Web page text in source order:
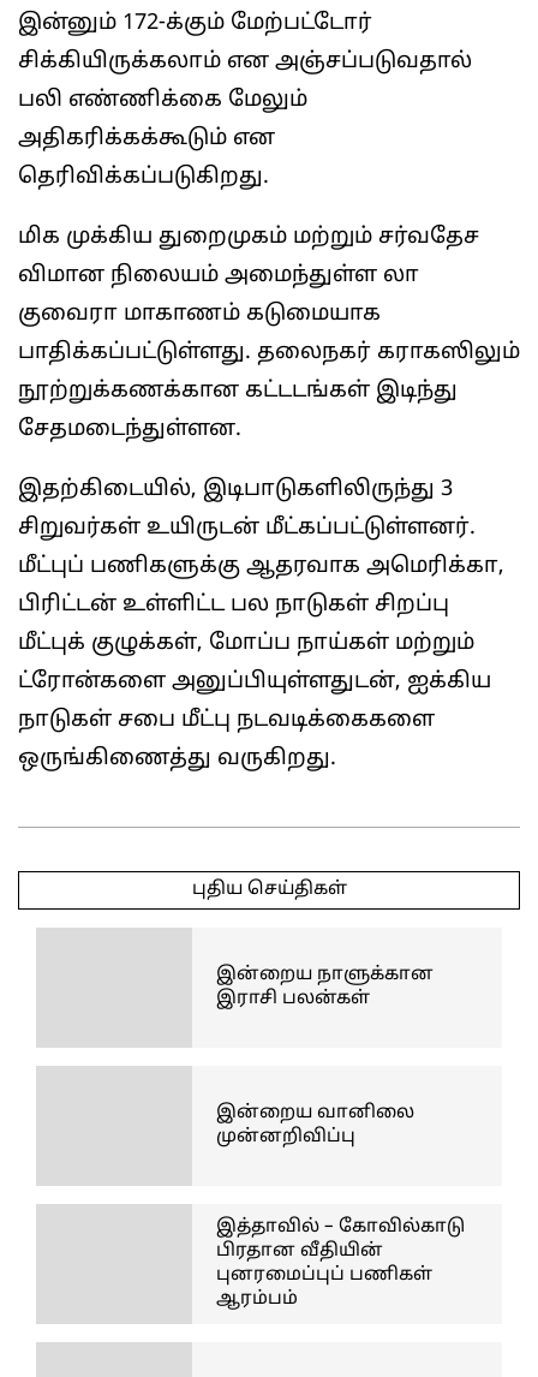
இன்னும் 172-க்கும் மேற்பட்டோர்
சிக்கியிருக்கலாம் என அஞ்சப்படுவதால்
பலி எண்ணிக்கை மேலும்
அதிகரிக்கக்கூடும் என
தெரிவிக்கப்படுகிறது.
மிக முக்கிய துறைமுகம் மற்றும் சர்வதேச
விமான நிலையம் அமைந்துள்ள லா
குவைரா மாகாணம் கடுமையாக
பாதிக்கப்பட்டுள்ளது. தலைநகர் கராகஸிலும்
நூற்றுக்கணக்கான கட்டடங்கள் இடிந்து
சேதமடைந்துள்ளன.
இதற்கிடையில், இடிபாடுகளிலிருந்து 3
சிறுவர்கள் உயிருடன் மீட்கப்பட்டுள்ளனர்.
மீட்புப் பணிகளுக்கு ஆதரவாக அமெரிக்கா,
பிரிட்டன் உள்ளிட்ட பல நாடுகள் சிறப்பு
மீட்புக் குழுக்கள், மோப்ப நாய்கள் மற்றும்
ட்ரோன்களை அனுப்பியுள்ளதுடன், ஐக்கிய
நாடுகள் சபை மீட்பு நடவடிக்கைகளை
ஒருங்கிணைத்து வருகிறது.
06-
புதிய செய்திகள்
இன்றைய நாளுக்கான
இராசி பலன்கள்
இன்றைய வானிலை
முன்னறிவிப்பு
இத்தாவில் – கோவில்காடு
பிரதான வீதியின்
புனரமைப்புப் பணிகள்
ஆரம்பம்